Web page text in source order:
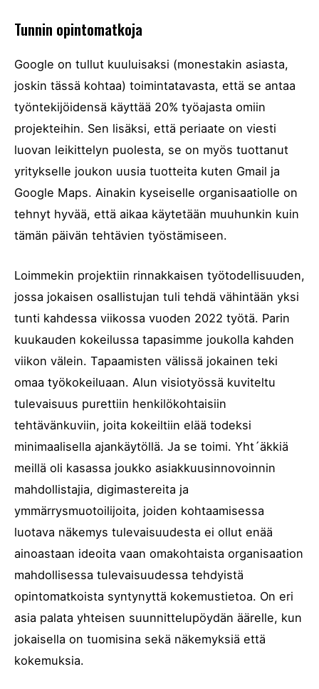
Tunnin opintomatkoja
Google on tullut kuuluisaksi (monestakin asiasta,
joskin tässä kohtaa) toimintatavasta, että se antaa
työntekijöidensä käyttää 20% työajasta omiin
projekteihin. Sen lisäksi, että periaate on viesti
luovan leikittelyn puolesta, se on myös tuottanut
yritykselle joukon uusia tuotteita kuten Gmail ja
Google Maps. Ainakin kyseiselle organisaatiolle on
tehnyt hyvää, että aikaa käytetään muuhunkin kuin
tämän päivän tehtävien työstämiseen.
Loimmekin projektiin rinnakkaisen työtodellisuuden,
jossa jokaisen osallistujan tuli tehdä vähintään yksi
tunti kahdessa viikossa vuoden 2022 työtä. Parin
kuukauden kokeilussa tapasimme joukolla kahden
viikon välein. Tapaamisten välissä jokainen teki
omaa työkokeiluaan. Alun visiotyössä kuviteltu
tulevaisuus purettiin henkilökohtaisiin
tehtävänkuviin, joita kokeiltiin elää todeksi
minimaalisella ajankäytöllä. Ja se toimi. Yht´äkkiä
meillä oli kasassa joukko asiakkuusinnovoinnin
mahdollistajia, digimastereita ja
ymmärrysmuotoilijoita, joiden kohtaamisessa
luotava näkemys tulevaisuudesta ei ollut enää
ainoastaan ideoita vaan omakohtaista organisaation
mahdollisessa tulevaisuudessa tehdyistä
opintomatkoista syntynyttä kokemustietoa. On eri
asia palata yhteisen suunnittelupöydän äärelle, kun
jokaisella on tuomisina sekä näkemyksiä että
kokemuksia.